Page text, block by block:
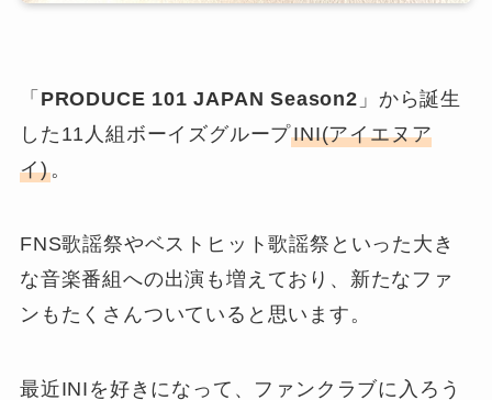
「 PRODUCE 101 JAPAN Season2 」から誕生
した11人組ボーイズグループINI(アイエヌア
イ)。
FNS歌謡祭やベストヒット歌謡祭といった大き
な音楽番組への出演も増えており、新たなファ
ンもたくさんついていると思います。
最近INIを好きになって、ファンクラブに入ろう